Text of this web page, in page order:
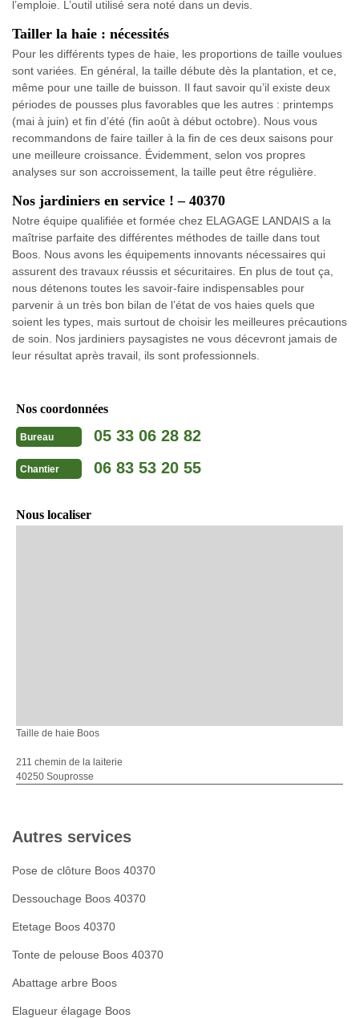
l’emploie. L’outil utilisé sera noté dans un devis.
Tailler la haie : nécessités
Pour les différents types de haie, les proportions de taille voulues
sont variées. En général, la taille débute dès la plantation, et ce,
même pour une taille de buisson. Il faut savoir qu’il existe deux
périodes de pousses plus favorables que les autres : printemps
(mai à juin) et fin d’été (fin août à début octobre). Nous vous
recommandons de faire tailler à la fin de ces deux saisons pour
une meilleure croissance. Évidemment, selon vos propres
analyses sur son accroissement, la taille peut être régulière.
Nos jardiniers en service ! – 40370
Notre équipe qualifiée et formée chez ELAGAGE LANDAIS a la
maîtrise parfaite des différentes méthodes de taille dans tout
Boos. Nous avons les équipements innovants nécessaires qui
assurent des travaux réussis et sécuritaires. En plus de tout ça,
nous détenons toutes les savoir-faire indispensables pour
parvenir à un très bon bilan de l’état de vos haies quels que
soient les types, mais surtout de choisir les meilleures précautions
de soin. Nos jardiniers paysagistes ne vous décevront jamais de
leur résultat après travail, ils sont professionnels.
Nos coordonnées
Bureau 05 33 06 28 82
Chantier 06 83 53 20 55
Nous localiser
Taille de haie Boos
211 chemin de la laiterie
40250 Souprosse
Autres services
Pose de clôture Boos 40370
Dessouchage Boos 40370
Etetage Boos 40370
Tonte de pelouse Boos 40370
Abattage arbre Boos
Elagueur élagage Boos